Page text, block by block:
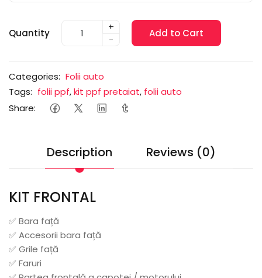
Quantity
+
-
Add to Cart
Categories: Folii auto
Tags: folii ppf,kit ppf pretaiat, folii auto
Share:
Description Reviews (0)
KIT FRONTAL
✅ Bara față
✅ Accesorii bara față
✅ Grile față
✅ Faruri